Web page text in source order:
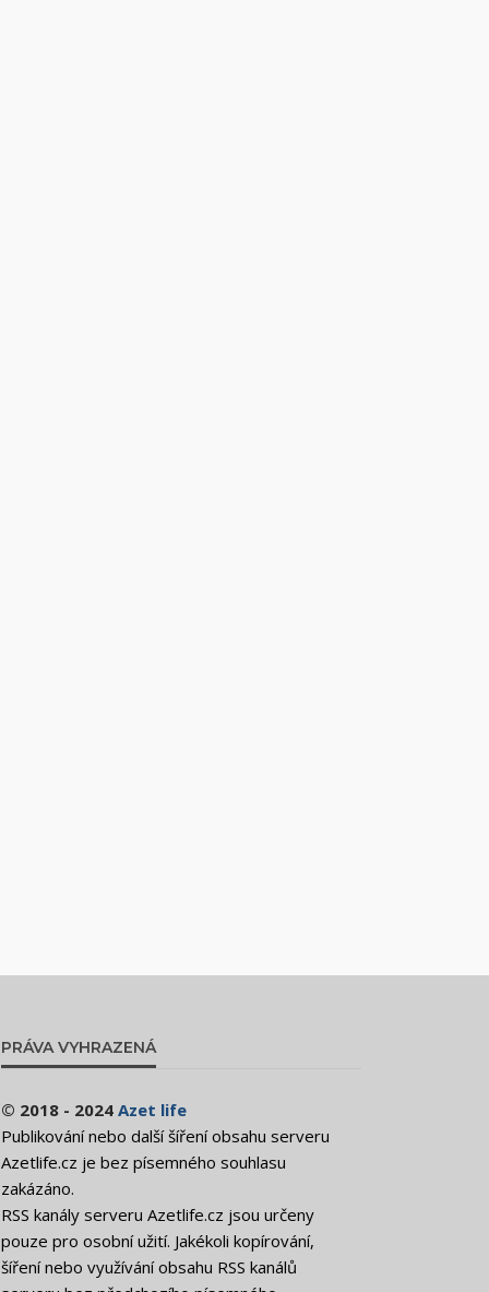
PRÁVA VYHRAZENÁ
© 2018 - 2024 Azet life
Publikování nebo další šíření obsahu serveru
Azetlife.cz je bez písemného souhlasu
zakázáno.
RSS kanály serveru Azetlife.cz jsou určeny
pouze pro osobní užití. Jakékoli kopírování,
šíření nebo využívání obsahu RSS kanálů